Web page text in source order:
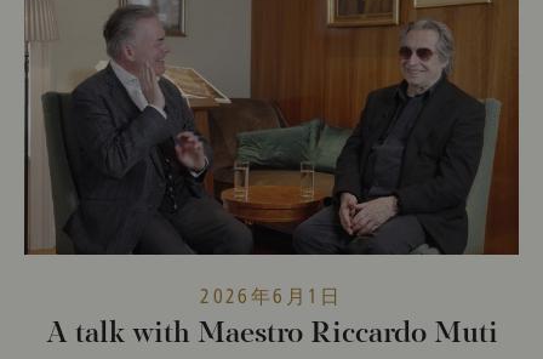
2026年6月1日
A talk with Maestro Riccardo Muti